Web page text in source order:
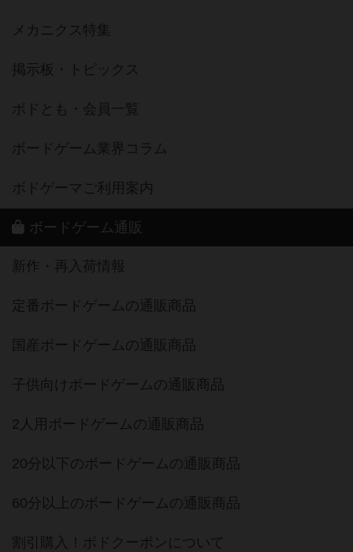
メカニクス特集
掲示板・トピックス
ボドとも・会員一覧
ボードゲーム業界コラム
ボドゲーマご利用案内
ボードゲーム通販
新作・再入荷情報
定番ボードゲームの通販商品
国産ボードゲームの通販商品
子供向けボードゲームの通販商品
2人用ボードゲームの通販商品
20分以下のボードゲームの通販商品
60分以上のボードゲームの通販商品
割引購入！ボドクーポンについて